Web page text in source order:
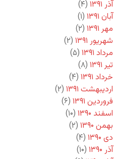
آذر ۱۳۹۱
(۴)
آبان ۱۳۹۱
(۱)
مهر ۱۳۹۱
(۲)
شهریور ۱۳۹۱
(۲)
مرداد ۱۳۹۱
(۵)
تیر ۱۳۹۱
(۸)
خرداد ۱۳۹۱
(۴)
اردیبهشت ۱۳۹۱
(۲)
فروردین ۱۳۹۱
(۶)
اسفند ۱۳۹۰
(۱۰)
بهمن ۱۳۹۰
(۲)
دی ۱۳۹۰
(۴)
آذر ۱۳۹۰
(۱۰)